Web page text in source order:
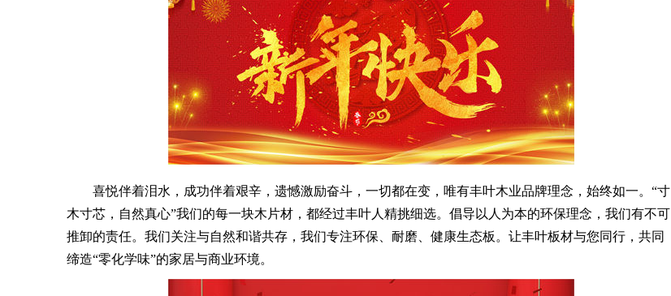
喜悦伴着泪水，成功伴着艰辛，遗憾激励奋斗，一切都在变，唯有丰叶木业品牌理念，始终如一。“寸
木寸芯，自然真心”我们的每一块木片材，都经过丰叶人精挑细选。倡导以人为本的环保理念，我们有不可
推卸的责任。我们关注与自然和谐共存，我们专注环保、耐磨、健康生态板。让丰叶板材与您同行，共同
缔造“零化学味”的家居与商业环境。